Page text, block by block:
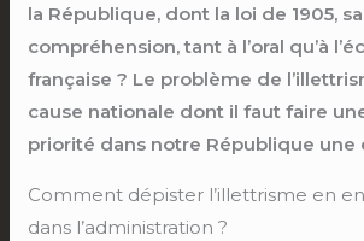
la République, dont la loi de 1905,
compréhension, tant à l’oral qu’à
française ? Le problème de
cause nationale dont il faut faire
priorité dans notre République une
Comment dépister l’illettrisme en
dans l’administration ?